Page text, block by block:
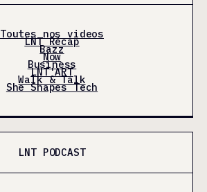
Toutes nos videos
LNT Récap
Bazz
Now
Business
LNT'ART
Walk & Talk
She Shapes Tech
LNT PODCAST